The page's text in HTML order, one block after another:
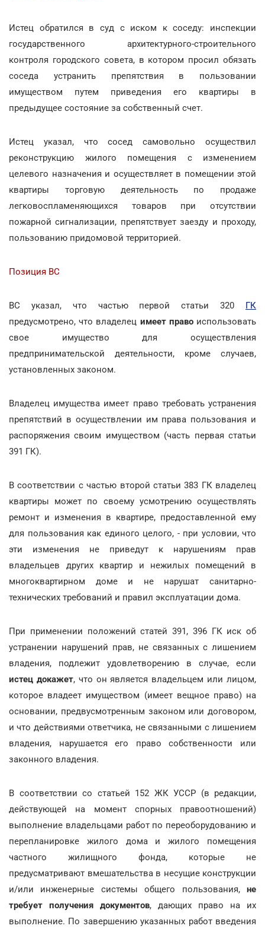
Истец обратился в суд с иском к соседу: инспекции
государственного архитектурного-строительного
контроля городского совета, в котором просил обязать
соседа устранить препятствия в пользовании
имуществом путем приведения его квартиры в
предыдущее состояние за собственный счет.
Истец указал, что сосед самовольно осуществил
реконструкцию жилого помещения с изменением
целевого назначения и осуществляет в помещении этой
квартиры торговую деятельность по продаже
легковоспламеняющихся товаров при отсутствии
пожарной сигнализации, препятствует заезду и проходу,
пользованию придомовой территорией.
Позиция ВС
ВС указал, что частью первой статьи 320 ГК
предусмотрено, что владелец имеет правоиспользовать
свое имущество для осуществления
предпринимательской деятельности, кроме случаев,
установленных законом.
Владелец имущества имеет право требовать устранения
препятствий в осуществлении им права пользования и
распоряжения своим имуществом (часть первая статьи
391 ГК).
В соответствии с частью второй статьи 383 ГК владелец
квартиры может по своему усмотрению осуществлять
ремонт и изменения в квартире, предоставленной ему
для пользования как единого целого, - при условии, что
эти изменения не приведут к нарушениям прав
владельцев других квартир и нежилых помещений в
многоквартирном доме и не нарушат санитарно-
технических требований и правил эксплуатации дома.
При применении положений статей 391, 396 ГК иск об
устранении нарушений прав, не связанных с лишением
владения, подлежит удовлетворению в случае, если
истец докажет, что он является владельцем или лицом,
которое владеет имуществом (имеет вещное право) на
основании, предвусмотренным законом или договором,
и что действиями ответчика, не связанными с лишением
владения, нарушается его право собственности или
законного владения.
В соответствии со статьей 152 ЖК УССР (в редакции,
действующей на момент спорных правоотношений)
выполнение владельцами работ по переоборудованию и
перепланировке жилого дома и жилого помещения
частного жилищного фонда, которые не
предусматривают вмешательства в несущие конструкции
и/или инженерные системы общего пользования, не
требует получения документов, дающих право на их
выполнение. По завершению указанных работ введения